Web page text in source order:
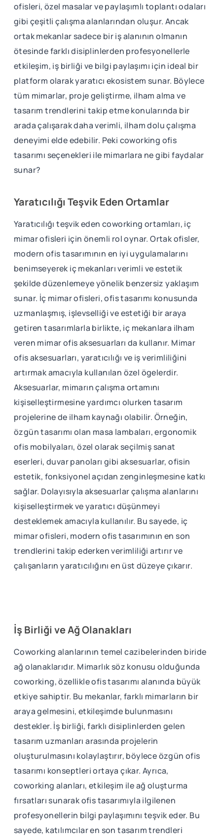
ofisleri, özel masalar ve paylaşımlı toplantı odaları
gibi çeşitli çalışma alanlarından oluşur. Ancak
ortak mekanlar sadece bir iş alanının olmanın
ötesinde farklı disiplinlerden profesyonellerle
etkileşim, iş birliği ve bilgi paylaşımı için ideal bir
platform olarak yaratıcı ekosistem sunar. Böylece
tüm mimarlar, proje geliştirme, ilham alma ve
tasarım trendlerini takip etme konularında bir
arada çalışarak daha verimli, ilham dolu çalışma
deneyimi elde edebilir. Peki coworking ofis
tasarımı seçenekleri ile mimarlara ne gibi faydalar
sunar?
Yaratıcılığı Teşvik Eden Ortamlar
Yaratıcılığı teşvik eden coworking ortamları, iç
mimar ofisleri için önemli rol oynar. Ortak ofisler,
modern ofis tasarımının en iyi uygulamalarını
benimseyerek iç mekanları verimli ve estetik
şekilde düzenlemeye yönelik benzersiz yaklaşım
sunar. İç mimar ofisleri, ofis tasarımı konusunda
uzmanlaşmış, işlevselliği ve estetiği bir araya
getiren tasarımlarla birlikte, iç mekanlara ilham
veren mimar ofis aksesuarları da kullanır. Mimar
ofis aksesuarları, yaratıcılığı ve iş verimliliğini
artırmak amacıyla kullanılan özel ögelerdir.
Aksesuarlar, mimarın çalışma ortamını
kişiselleştirmesine yardımcı olurken tasarım
projelerine de ilham kaynağı olabilir. Örneğin,
özgün tasarımı olan masa lambaları, ergonomik
ofis mobilyaları, özel olarak seçilmiş sanat
eserleri, duvar panoları gibi aksesuarlar, ofisin
estetik, fonksiyonel açıdan zenginleşmesine katkı
sağlar. Dolayısıyla aksesuarlar çalışma alanlarını
kişiselleştirmek ve yaratıcı düşünmeyi
desteklemek amacıyla kullanılır. Bu sayede, iç
mimar ofisleri, modern ofis tasarımının en son
trendlerini takip ederken verimliliği artırır ve
çalışanların yaratıcılığını en üst düzeye çıkarır.
İş Birliği ve Ağ Olanakları
Coworking alanlarının temel cazibelerinden biride
ağ olanaklarıdır. Mimarlık söz konusu olduğunda
coworking, özellikle ofis tasarımı alanında büyük
etkiye sahiptir. Bu mekanlar, farklı mimarların bir
araya gelmesini, etkileşimde bulunmasını
destekler. İş birliği, farklı disiplinlerden gelen
tasarım uzmanları arasında projelerin
oluşturulmasını kolaylaştırır, böylece özgün ofis
tasarımı konseptleri ortaya çıkar. Ayrıca,
coworking alanları, etkileşim ile ağ oluşturma
fırsatları sunarak ofis tasarımıyla ilgilenen
profesyonellerin bilgi paylaşımını teşvik eder. Bu
sayede, katılımcılar en son tasarım trendleri